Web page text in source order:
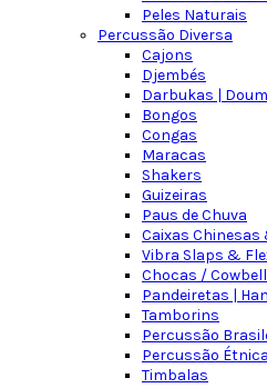
Peles Naturais
Percussão Diversa
Cajons
Djembés
Darbukas |
Bongos
Congas
Maracas
Shakers
Guizeiras
Paus de Chuva
Caixas Chinesas
Vibra Slaps &
Chocas /
Pandeiretas |
Tamborins
Percussão
Percussão Étnica
Timbalas